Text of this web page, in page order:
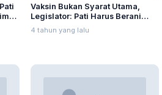
Vaksin Bukan Syarat Utama,
Legislator: Pati Harus Berani
Mulai PTM
4 tahun yang lalu